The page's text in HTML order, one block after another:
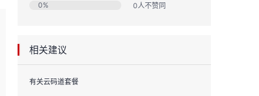
0% 0人不赞同
相关建议
有关云码道套餐